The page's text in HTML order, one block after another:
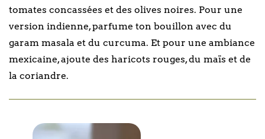
tomates concassées et des olives noires. Pour une
version indienne, parfume ton bouillon avec du
garam masala et du curcuma. Et pour une ambiance
mexicaine, ajoute des haricots rouges, du maïs et de
la coriandre.